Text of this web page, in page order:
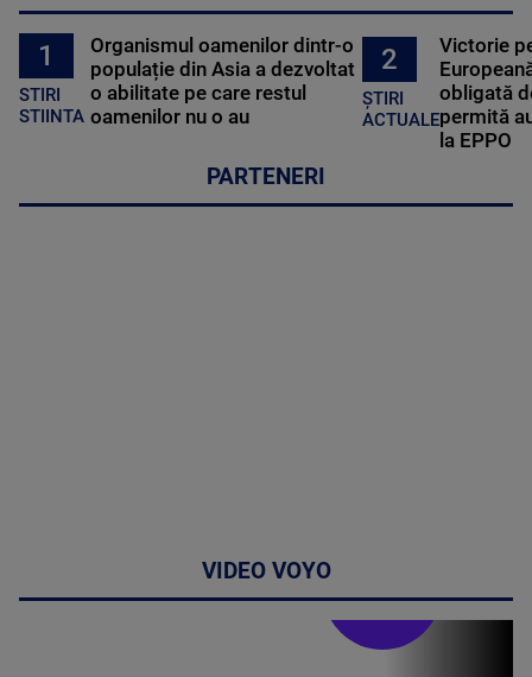
1
STIRI
STIINTA
Organismul oamenilor dintr-o
populație din Asia a dezvoltat
o abilitate pe care restul
oamenilor nu o au
2
ȘTIRI
ACTUALE
Victorie
obligată
permită
la EPPO
PARTENERI
VIDEO VOYO